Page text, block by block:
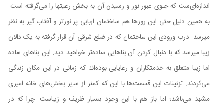
اندازه‌ای‌ست که جلوی عبور نور و رسیدن آن به بخش رعیتها را می‌گرفته است.
به همین دلیل حتی این روزها هم ساختمان اربابی پر نورتر و آفتاب گیر به نظر
میرسد. درب ورودی این ساختمان که در ضلع شرقی آن قرار گرفته به یک دالان
زیبا میرسد که با دنبال کردن آن بناهایی ساده‌تر خواهید دید. این بناهای ساده
اما زیبا متعلق به خدمتکاران و رعایایی بوده‌اند که زمانی در این مکان زندگی
می‌کردند. تزئینات این قسمت‌‌ها با این که کمتر از سایر بخش‌‌های خانه امیری
مشهد می‌باشد؛ اما باز هم با این وجود بسیار ظریف و زیباست. چرا که در